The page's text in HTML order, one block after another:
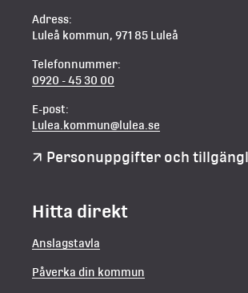
Adress:
Luleå kommun, 971 85 Luleå
Telefonnummer:
0920 - 45 30 00
E-post:
Lulea.kommun@lulea.se
Personuppgifter och
Hitta direkt
Anslagstavla
Påverka din kommun